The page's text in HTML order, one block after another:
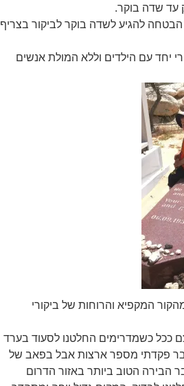
עד שדה בוקר.
להגיע לשדה בוקר לביקור בצריף
יחד עם הילדים וללא המולת אנשים
המקפיא והרוחות של ביקורי
ככל כשמדרימים החלטנו לסעוד בערד
פקדתי מספר ארצות אבל בפאב של
הבירה הטוב ביותר באזור הדרום